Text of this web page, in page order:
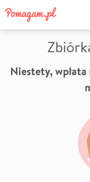
Niestety,